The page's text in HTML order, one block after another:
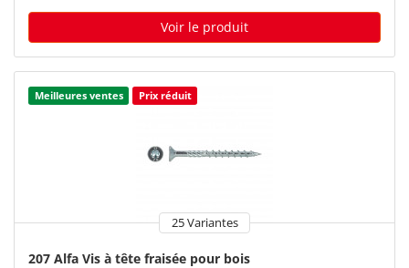
Voir le produit
Meilleures ventes Prix réduit
25 Variantes
207 Alfa Vis à tête fraisée pour bois